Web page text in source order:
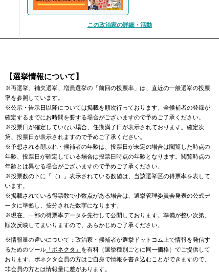
この政治家の詳細・活動
【選挙情報について】
※再選挙、補欠選挙、増員選挙の「前回の投票率」は、直近の一般選挙の投票
率を参照しています。
※公示・告示日以降については掲載を順次行っております。全候補者の登録が
確定するまでにお時間を要する場合がございますので予めご了承ください。
※投票日が確定していない場合、任期満了日が表示されております。確定次
第、投票日が表示されますので予めご了承ください。
※予想される顔ぶれ・候補者の年齢は、投票日が未定の場合は閲覧した時点の
年齢、投票日が確定している場合は投票日時点の年齢となります。閲覧時点の
年齢とは異なる場合がございますので予めご了承ください。
※投票数の下に「（）」表示されている数値は、当該選挙区の得票率を表して
います。
※掲載されている得票数で小数点がある場合は、選挙管理委員会発表の公式デ
ータに準拠し、按分された数字になります。
※現在、一部の得票率データを先行して公開しております。準備が整い次第、
順次反映してまいりますので、あらかじめご了承ください。
※情報量の違いについて：政治家・候補者が選挙ドットコム上で情報を発信す
るためのツール 「ボネクタ」 を有料（選挙種別ごとに同一価格）でご提供して
おります。ボネクタ会員の方はご自身で情報を書き込むことができますので、
非会員の方とは情報量に差があります。